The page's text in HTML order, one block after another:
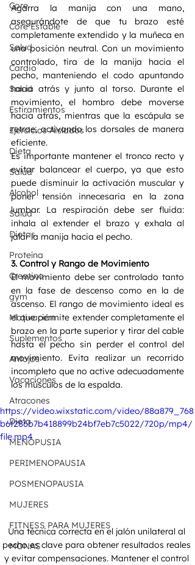
Core
Core Estable
Salud
Cardio
Salud
Estiramientos
Ejercicios Aislados
Dieta
Salud
Alcohol
Salud
Dietas
Proteína
Creatina
gym
Motivación
Suplementos
Antojos
Vacaciones
Atracones
Dieta
MENOPUSIA
PERIMENOPAUSIA
POSMENOPAUSIA
MUJERES
FITNESS PARA MUJERES
MONAS
Agarra la manija con una mano,
asegurándote de que tu brazo esté
completamente extendido y la muñeca en
una posición neutral. Con un movimiento
controlado, tira de la manija hacia el
pecho, manteniendo el codo apuntando
hacia atrás y junto al torso. Durante el
movimiento, el hombro debe moverse
hacia atrás, mientras que la escápula se
retrae, activando los dorsales de manera
eficiente.
Es importante mantener el tronco recto y
evitar balancear el cuerpo, ya que esto
puede disminuir la activación muscular y
poner tensión innecesaria en la zona
lumbar. La respiración debe ser fluida:
inhala al extender el brazo y exhala al
jalar la manija hacia el pecho.
3. Control y Rango de Movimiento
El movimiento debe ser controlado tanto
en la fase de descenso como en la de
ascenso. El rango de movimiento ideal es
el que permite extender completamente el
brazo en la parte superior y tirar del cable
hasta el pecho sin perder el control del
movimiento. Evita realizar un recorrido
incompleto que no active adecuadamente
los músculos de la espalda.
https://video.wixstatic.com/video/88a879_768
b6f286b7b418899b24bf7eb7c5022/720p/mp4/
file.mp4
Una técnica correcta en el jalón unilateral al
pecho es clave para obtener resultados reales
y evitar compensaciones. Mantener el control